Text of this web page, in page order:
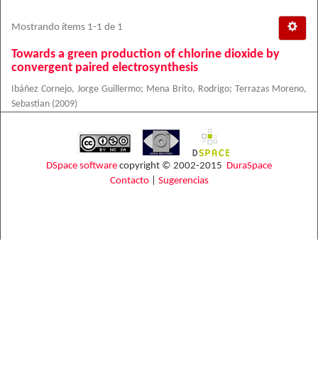
Mostrando ítems 1-1 de 1
Towards a green production of chlorine dioxide by
convergent paired electrosynthesis
Ibáñez Cornejo, Jorge Guillermo; Mena Brito, Rodrigo; Terrazas Moreno,
Sebastian (2009)
DSpace software copyright © 2002-2015 DuraSpace
Contacto| Sugerencias